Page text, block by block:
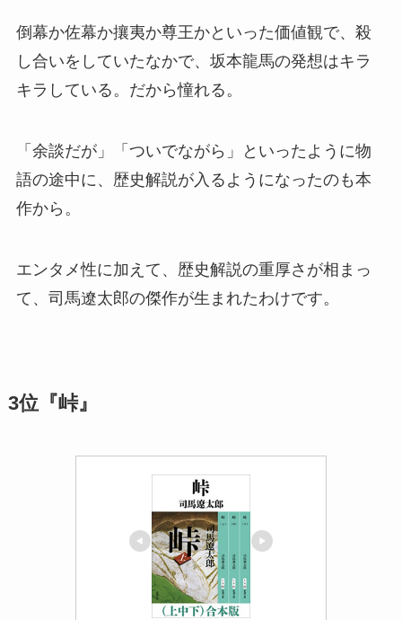
倒幕か佐幕か攘夷か尊王かといった価値観で、殺
し合いをしていたなかで、坂本龍馬の発想はキラ
キラしている。だから憧れる。
「余談だが」「ついでながら」といったように物
語の途中に、歴史解説が入るようになったのも本
作から。
エンタメ性に加えて、歴史解説の重厚さが相まっ
て、司馬遼太郎の傑作が生まれたわけです。
3位『峠』